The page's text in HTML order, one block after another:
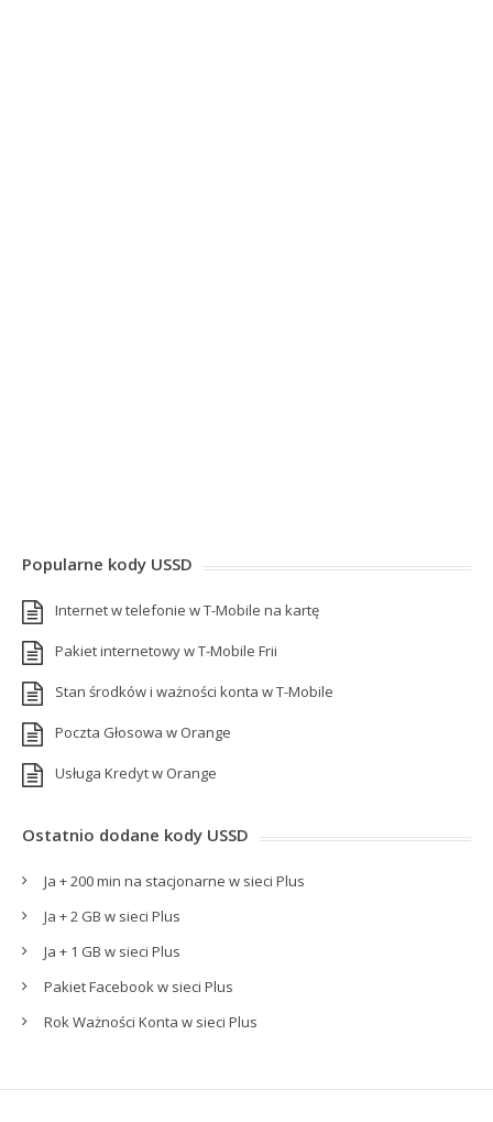
Popularne kody USSD
Internet w telefonie w T-Mobile na kartę
Pakiet internetowy w T-Mobile Frii
Stan środków i ważności konta w T-Mobile
Poczta Głosowa w Orange
Usługa Kredyt w Orange
Ostatnio dodane kody USSD
Ja + 200 min na stacjonarne w sieci Plus
Ja + 2 GB w sieci Plus
Ja + 1 GB w sieci Plus
Pakiet Facebook w sieci Plus
Rok Ważności Konta w sieci Plus